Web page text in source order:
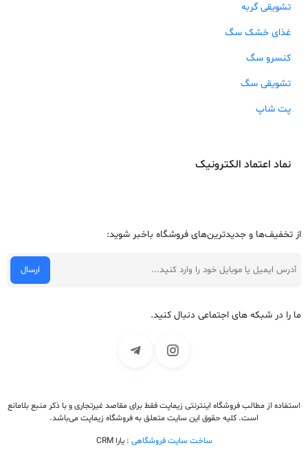
تشویقی گربه
غذای خشک سگ
کنسرو سگ
تشویقی سگ
پت شاپ
نماد اعتماد الکترونیک
از تخفیف‌ها و جدیدترین‌های فروشگاه باخبر شوید:
ما را در شبکه های اجتماعی دنبال کنید.
استفاده از مطالب فروشگاه اینترنتی زیماپت فقط برای مقاصد غیرتجاری و با ذکر منبع بلامانع
است. کلیه حقوق این سایت متعلق به فروشگاه زیماپت می‌باشد.
ساخت سایت فروشگاهی : یارا CRM